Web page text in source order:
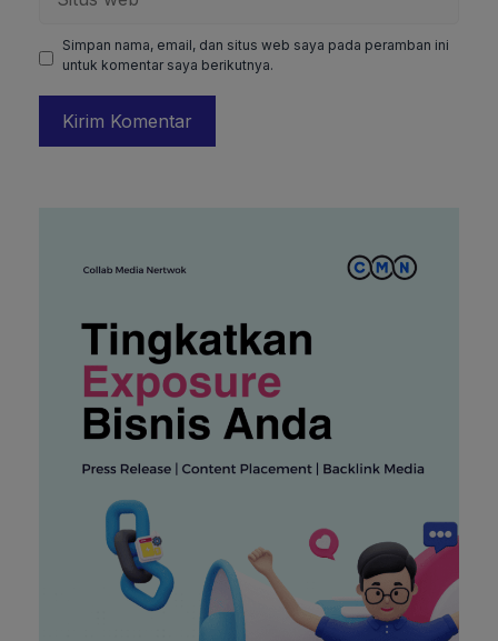
web
Simpan nama, email, dan situs web saya pada peramban ini
untuk komentar saya berikutnya.